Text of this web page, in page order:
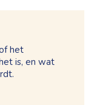
het
is, en wat